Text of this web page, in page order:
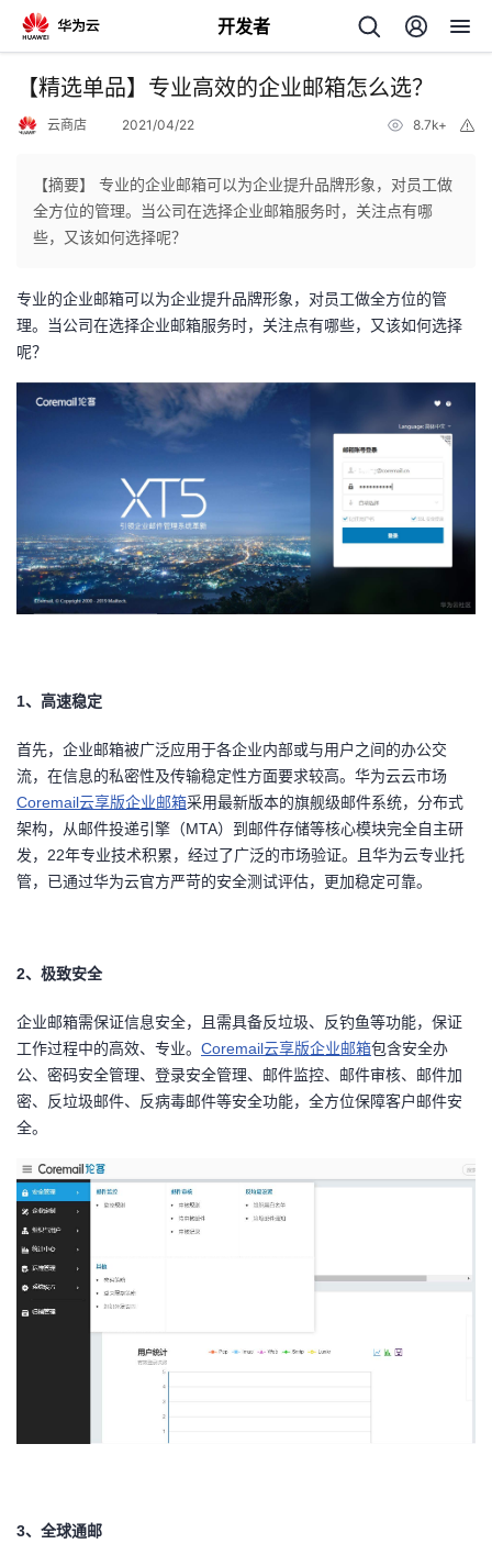
开发者
返
人
我
者
我
博
客
的
论
我
的
子
我
直
的
我
开
发
者
学
堂
验
收
的
Programs
的
支
持
我
的
我
议
【精选单品】专业高效的企业邮箱怎么选？
云商店 2021/04/22 8.7k+
【摘要】 专业的企业邮箱可以为企业提升品牌形象，对员工做
全方位的管理。当公司在选择企业邮箱服务时，关注点有哪
些，又该如何选择呢？
专业的企业邮箱可以为企业提升品牌形象，对员工做全方位的管
理。当公司在选择企业邮箱服务时，关注点有哪些，又该如何选择
呢？
1、高速稳定
首先，企业邮箱被广泛应用于各企业内部或与用户之间的办公交
流，在信息的私密性及传输稳定性方面要求较高。华为云云市场
Coremail云享版企业邮箱采用最新版本的旗舰级邮件系统，分布式
架构，从邮件投递引擎（MTA）到邮件存储等核心模块完全自主研
发， 22年专业技术积累，经过了广泛的市场验证。且华为云专业托
管，已通过华为云官方严苛的安全测试评估，更加稳定可靠。
2、极致安全
企业邮箱需保证信息安全，且需具备反垃圾、反钓鱼等功能，保证
工作过程中的高效、专业。 Coremail云享版企业邮箱包含安全办
公、密码安全管理、登录安全管理、邮件监控、邮件审核、邮件加
密、反垃圾邮件、反病毒邮件等安全功能，全方位保障客户邮件安
全。
3、全球通邮